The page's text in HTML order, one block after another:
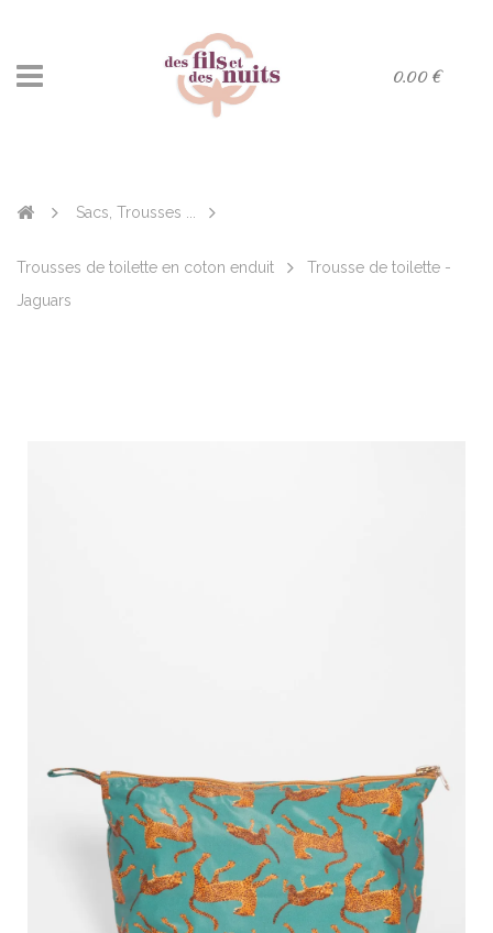
0.00 €
Sacs, Trousses ...
Trousses de toilette en coton enduit
Trousse de toilette -
Jaguars